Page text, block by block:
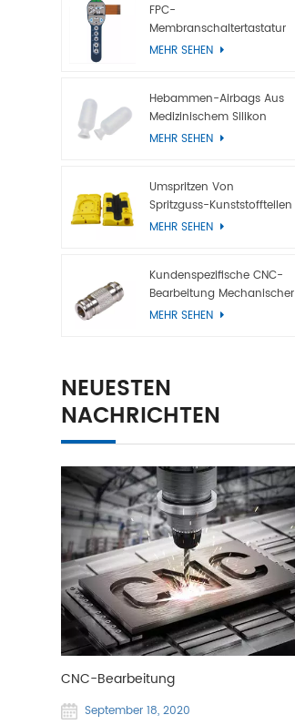
FPC-
Membranschaltertastatur
Mit Metallkuppel
MEHR SEHEN
Hebammen-Airbags Aus
Medizinischem Silikon
MEHR SEHEN
Umspritzen Von
Spritzguss-Kunststoffteilen
MEHR SEHEN
Kundenspezifische CNC-
Bearbeitung Mechanischer
Titanteile
MEHR SEHEN
NEUESTEN
NACHRICHTEN
CNC-Bearbeitung
September 18, 2020